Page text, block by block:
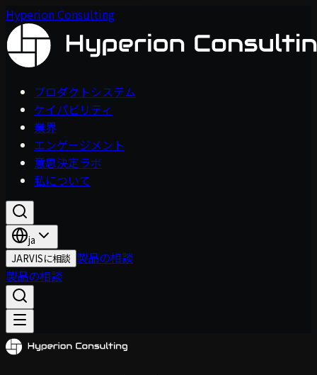
Hyperion Consulting
プロダクトシステム
ケイパビリティ
業界
エンゲージメント
意思決定ラボ
私について
ja
JARVISに相談 製品の相談
製品の相談